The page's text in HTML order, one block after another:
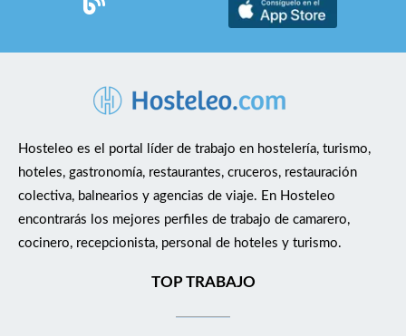
Hosteleo es el portal líder de trabajo en hostelería, turismo,
hoteles, gastronomía, restaurantes, cruceros, restauración
colectiva, balnearios y agencias de viaje. En Hosteleo
encontrarás los mejores perfiles de trabajo de camarero,
cocinero, recepcionista, personal de hoteles y turismo.
TOP TRABAJO